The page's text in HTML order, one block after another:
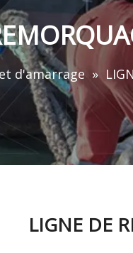
d'amarrage »
LIGNE DE